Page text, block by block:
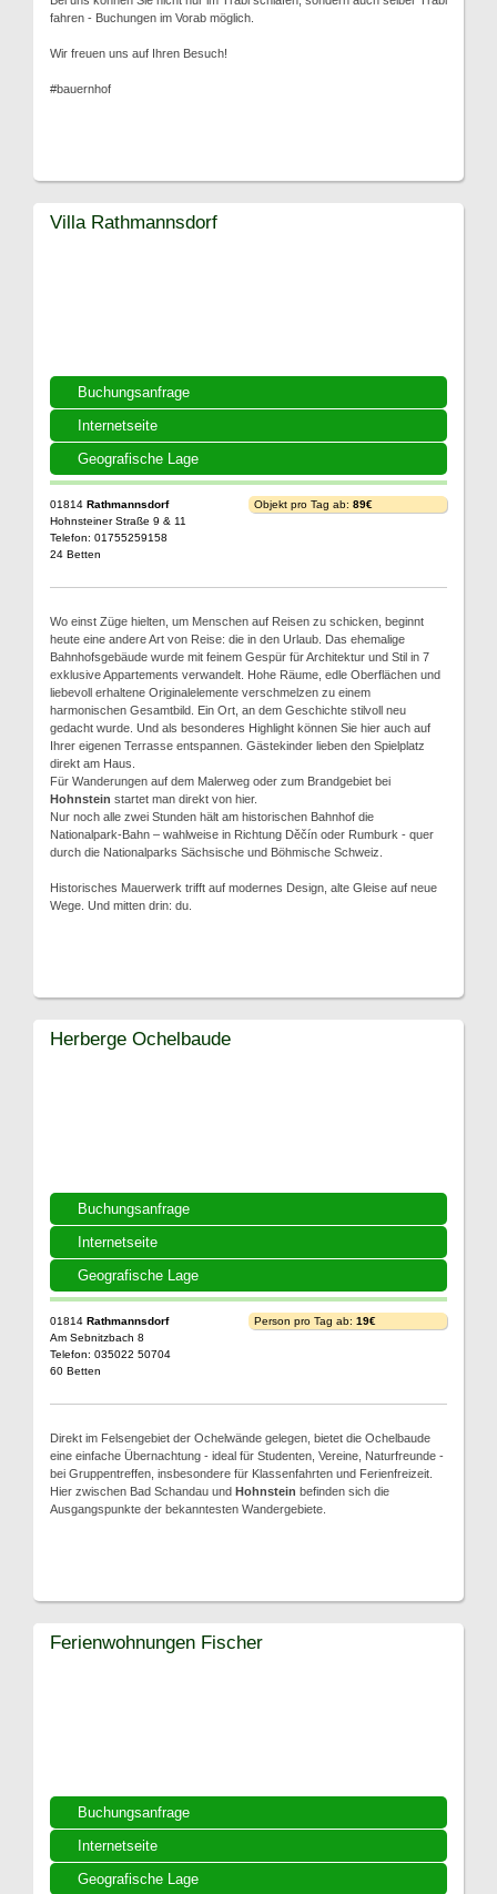
fahren - Buchungen im Vorab möglich.
Wir freuen uns auf Ihren Besuch!
#bauernhof
Buchungsanfrage
Internetseite
Geografische Lage
Villa Rathmannsdorf
01814 Rathmannsdorf
Hohnsteiner Straße 9 & 11
Telefon: 01755259158
24 Betten
Objekt pro Tag ab: 89€
Wo einst Züge hielten, um Menschen auf Reisen zu schicken, beginnt
heute eine andere Art von Reise: die in den Urlaub. Das ehemalige
Bahnhofsgebäude wurde mit feinem Gespür für Architektur und Stil in 7
exklusive Appartements verwandelt. Hohe Räume, edle Oberflächen und
liebevoll erhaltene Originalelemente verschmelzen zu einem
harmonischen Gesamtbild. Ein Ort, an dem Geschichte stilvoll neu
gedacht wurde. Und als besonderes Highlight können Sie hier auch auf
Ihrer eigenen Terrasse entspannen. Gästekinder lieben den Spielplatz
direkt am Haus.
Für Wanderungen auf dem Malerweg oder zum Brandgebiet bei
Hohnstein startet man direkt von hier.
Nur noch alle zwei Stunden hält am historischen Bahnhof die
Nationalpark-Bahn – wahlweise in Richtung Děčín oder Rumburk - quer
durch die Nationalparks Sächsische und Böhmische Schweiz.
Historisches Mauerwerk trifft auf modernes Design, alte Gleise auf neue
Wege. Und mitten drin: du.
Buchungsanfrage
Internetseite
Geografische Lage
Herberge Ochelbaude
01814 Rathmannsdorf
Am Sebnitzbach 8
Telefon: 035022 50704
60 Betten
Person pro Tag ab: 19€
Direkt im Felsengebiet der Ochelwände gelegen, bietet die Ochelbaude
eine einfache Übernachtung - ideal für Studenten, Vereine, Naturfreunde -
bei Gruppentreffen, insbesondere für Klassenfahrten und Ferienfreizeit.
Hier zwischen Bad Schandau und Hohnstein befinden sich die
Ausgangspunkte der bekanntesten Wandergebiete.
Buchungsanfrage
Internetseite
Geografische Lage
Ferienwohnungen Fischer